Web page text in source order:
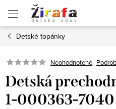
obsah
Detské topánky
Neohodnotené
Detská
1-000363-7040